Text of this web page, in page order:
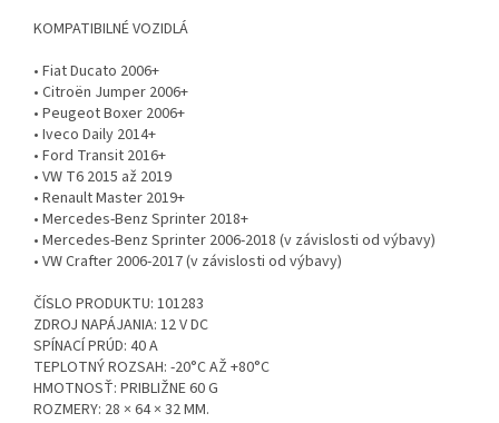
KOMPATIBILNÉ VOZIDLÁ
• Fiat Ducato 2006+
• Citroën Jumper 2006+
• Peugeot Boxer 2006+
• Iveco Daily 2014+
• Ford Transit 2016+
• VW T6 2015 až 2019
• Renault Master 2019+
• Mercedes-Benz Sprinter 2018+
• Mercedes-Benz Sprinter 2006-2018 (v závislosti od výbavy)
• VW Crafter 2006-2017 (v závislosti od výbavy)
ČÍSLO PRODUKTU: 101283
ZDROJ NAPÁJANIA: 12 V DC
SPÍNACÍ PRÚD: 40 A
TEPLOTNÝ ROZSAH: -20°C AŽ +80°C
HMOTNOSŤ: PRIBLIŽNE 60 G
ROZMERY: 28 × 64 × 32 MM.